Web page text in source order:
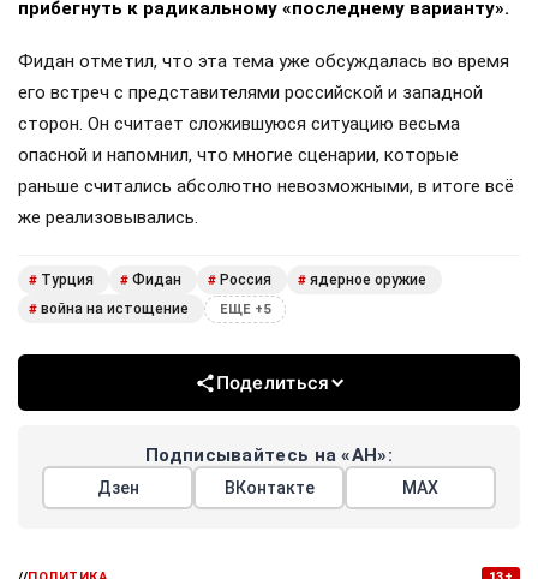
прибегнуть к радикальному «последнему варианту».
Фидан отметил, что эта тема уже обсуждалась во время
его встреч с представителями российской и западной
сторон. Он считает сложившуюся ситуацию весьма
опасной и напомнил, что многие сценарии, которые
раньше считались абсолютно невозможными, в итоге всё
же реализовывались.
# Турция # Фидан # Россия # ядерное оружие
# война на истощение ЕЩЕ +5
Поделиться
Подписывайтесь на «АН»:
Дзен ВКонтакте МАХ